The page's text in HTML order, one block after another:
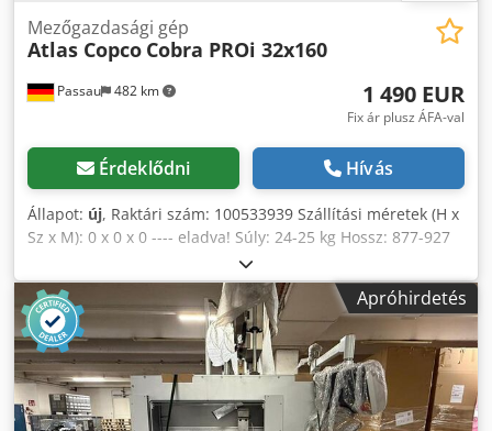
Passau 482 km
Mezőgazdasági gép
Atlas Copco Cobra PROi 32x160
1 490 EUR
Fix ár plusz ÁFA-val
Érdeklődni Hívás
Állapot: új, Raktári szám: 100533939 Szállítási méretek (H x
Sz x M): 0 x 0 x 0 ---- eladva! Súly: 24-25 kg Hossz: 877-927
mm Mélység: 358 mm Szélesség a fogantyúknál: 623 mm
Ütési energia: 60 Joule Ütési frekvencia: 1440 ütéssel
percenként Cjdpfxozky Tcj Alworf
Apróhirdetés